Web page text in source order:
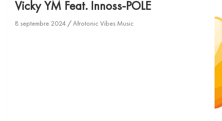
Vicky YM Feat. Innoss-POLE
8 septembre 2024 Afrotonic Vibes Music